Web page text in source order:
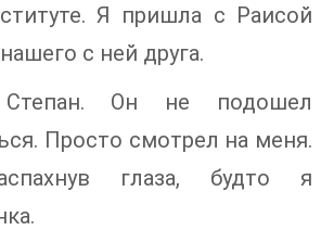
Я пришла с Раисой
с ней друга.
Он не подошел
Просто смотрел на меня.
глаза, будто я